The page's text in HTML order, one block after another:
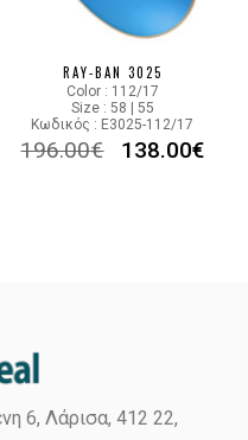
RAY-BAN 3025
Color : 112/17
Size : 58 | 55
Κωδικός : E3025-112/17
196.00€ 138.00€
6, Λάρισα, 412 22,